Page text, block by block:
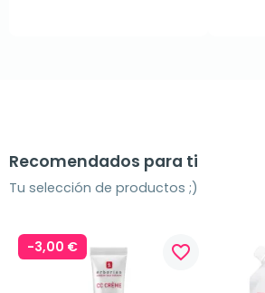
Recomendados para ti
Tu selección de productos ;)
-3,00 € favorite_border